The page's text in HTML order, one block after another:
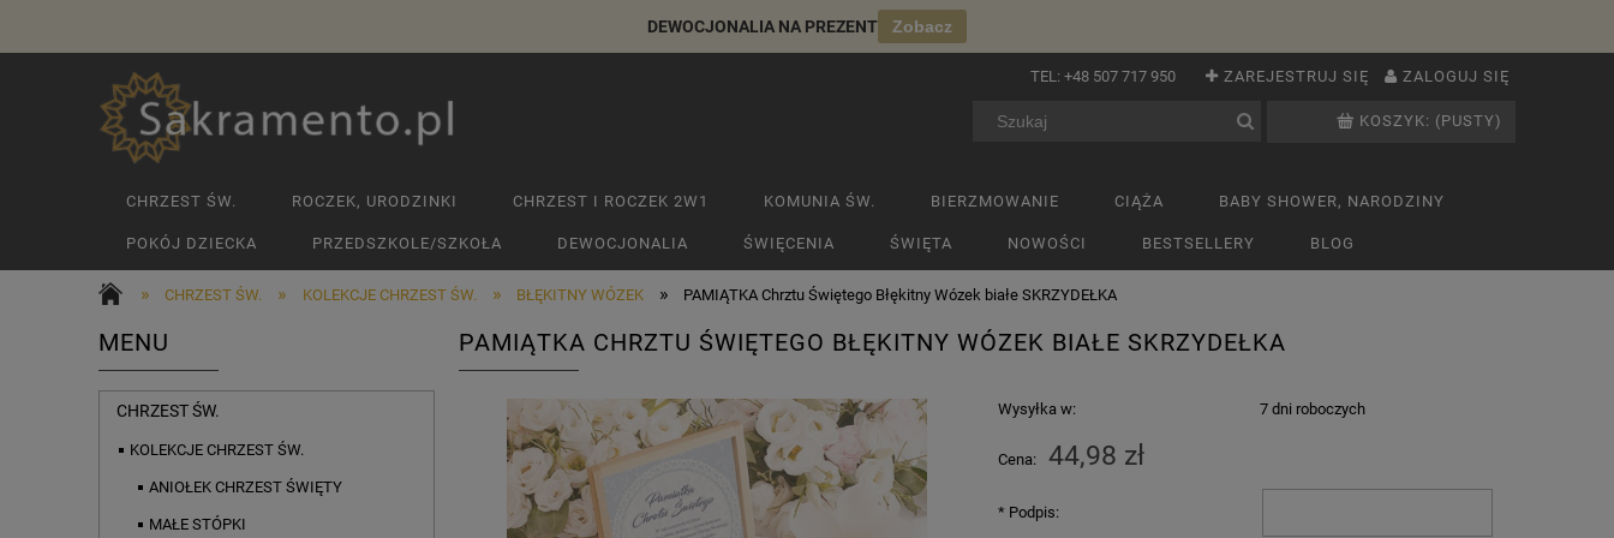
DEWOCJONALIA NA PREZENT Zobacz
ZAREJESTRUJ SIĘ ZALOGUJ SIĘ
TEL: +48 507 717 950
KOSZYK: (PUSTY)
CHRZEST ŚW. ROCZEK, URODZINKI CHRZEST I ROCZEK 2W1 KOMUNIA ŚW. BIERZMOWANIE CIĄŻA BABY SHOWER, NARODZINY
POKÓJ DZIECKA PRZEDSZKOLE/SZKOŁA DEWOCJONALIA ŚWIĘCENIA ŚWIĘTA NOWOŚCI BESTSELLERY BLOG
» CHRZEST ŚW. » KOLEKCJE CHRZEST ŚW. » BŁĘKITNY WÓZEK » PAMIĄTKA Chrztu Świętego Błękitny Wózek białe SKRZYDEŁKA
MENU
CHRZEST ŚW.
KOLEKCJE CHRZEST ŚW.
ANIOŁEK CHRZEST ŚWIĘTY
MAŁE STÓPKI
PAMIĄTKA CHRZTU ŚWIĘTEGO BŁĘKITNY WÓZEK BIAŁE SKRZYDEŁKA
Wysyłka w: 7 dni roboczych
Cena: 44,98 zł
* Podpis: